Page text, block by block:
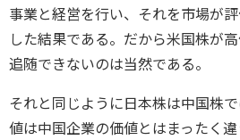
事業と経営を行い、それを市場が
した結果である。だから米国株が
追随できないのは当然である。
それと同じように日本株は中国株
値は中国企業の価値とはまったく